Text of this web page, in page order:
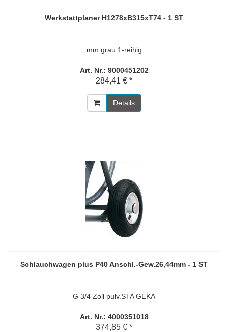
Werkstattplaner H1278xB315xT74 - 1 ST
mm grau 1-reihig
Art. Nr.: 9000451202
284,41 € *
Details
Schlauchwagen plus P40 Anschl.-Gew.26,44mm - 1 ST
G 3/4 Zoll pulv.STA GEKA
Art. Nr.: 4000351018
374,85 € *